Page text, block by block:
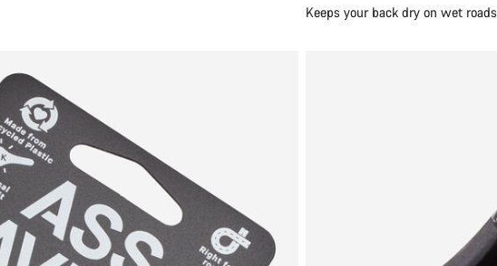
Keeps your back dry on wet roads